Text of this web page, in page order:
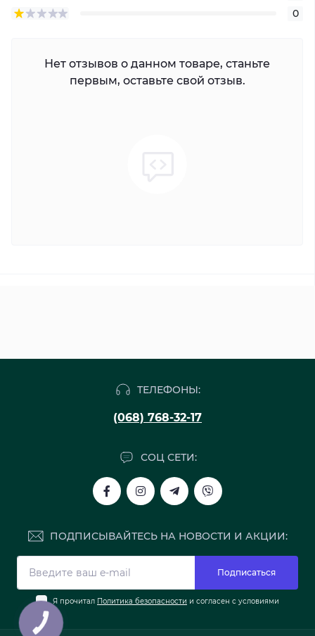
0
Нет отзывов о данном товаре, станьте
первым, оставьте свой отзыв.
ТЕЛЕФОНЫ:
(068) 768-32-17
СОЦ СЕТИ:
ПОДПИСЫВАЙТЕСЬ НА НОВОСТИ И АКЦИИ:
Подписаться
Я прочитал Политика безопасности и согласен с условиями
КНОПКА
ЗВ'ЯЗКУ